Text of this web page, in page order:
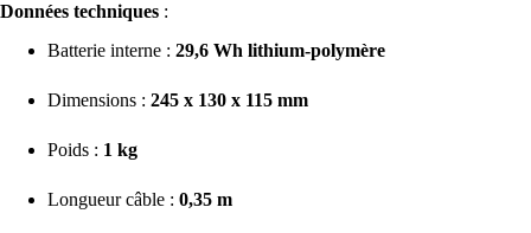
Données techniques :
Batterie interne : 29,6 Wh lithium-polymère
Dimensions : 245 x 130 x 115 mm
Poids : 1 kg
Longueur câble : 0,35 m